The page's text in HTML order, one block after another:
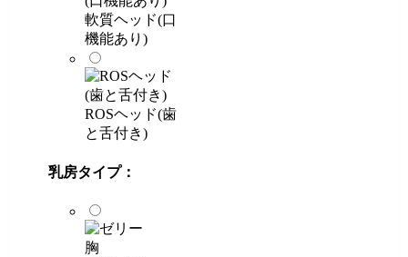
軟質ヘッド(口
機能あり)
ROSヘッド(歯
と舌付き)
乳房タイプ：